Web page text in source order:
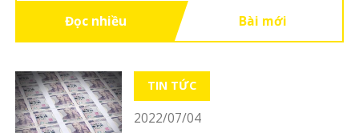
Đọc nhiều Bài mới
TIN TỨC
2022/07/04